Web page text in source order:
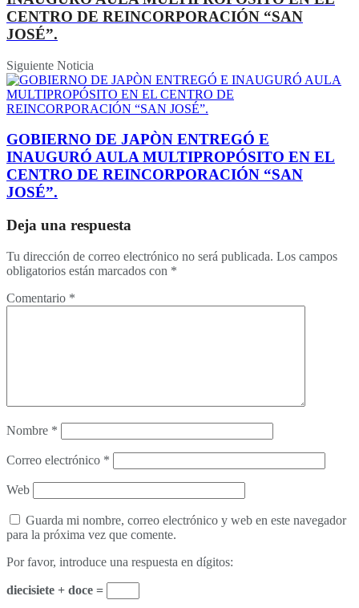
CENTRO DE REINCORPORACIÓN “SAN
JOSÉ”.
Siguiente Noticia
GOBIERNO DE JAPÒN ENTREGÓ E
INAUGURÓ AULA MULTIPROPÓSITO EN EL
CENTRO DE REINCORPORACIÓN “SAN
JOSÉ”.
Deja una respuesta
Tu dirección de correo electrónico no será publicada. Los campos
obligatorios están marcados con *
Comentario *
Nombre *
Correo electrónico *
Web
Guarda mi nombre, correo electrónico y web en este navegador
para la próxima vez que comente.
Por favor, introduce una respuesta en dígitos:
diecisiete + doce =